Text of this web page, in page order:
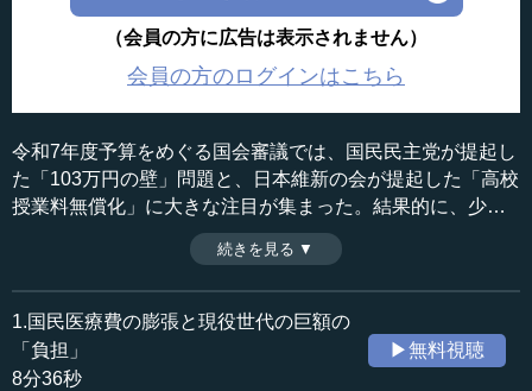
（会員の方に広告は表示されません）
会員の方のログインはこちら
令和7年度予算をめぐる国会審議では、国民民主党が提起し
た「103万円の壁」問題と、日本維新の会が提起した「高校
授業料無償化」に大きな注目が集まった。結果的に、少数
野党となった自民党・公明党が維新の会と三党合意を結
び、予算を通したことで「大多数の国民のための減税を潰
した」との声も高まった。
その一方で、日本維新の会が提起したのが「社会保障改革
によって国民医療費の総額を年間で最低4兆円削減すること
により、現役世代1人当たりの社会保険料負担を年間6万円
収録日：2025年3月6日
追加日：2025年3月15日
カテゴリー：
社会・福祉
続きを見る ▼
1.国民医療費の膨張と現役世代の巨額の
「負担」
8分36秒
▶無料視聴